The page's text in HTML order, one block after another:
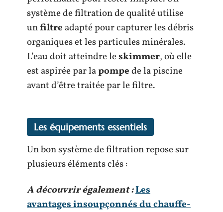
système de filtration de qualité utilise
unfiltre adapté pour capturer les débris
organiques et les particules minérales.
L’eau doit atteindre leskimmer, où elle
est aspirée par lapompede la piscine
avant d’être traitée par le filtre.
Les équipements essentiels
Un bon système de filtration repose sur
plusieurs éléments clés :
A découvrir également :Les
avantages insoupçonnés du chauffe-